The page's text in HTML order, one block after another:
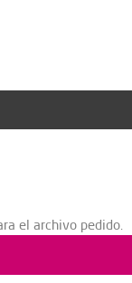
el archivo pedido.